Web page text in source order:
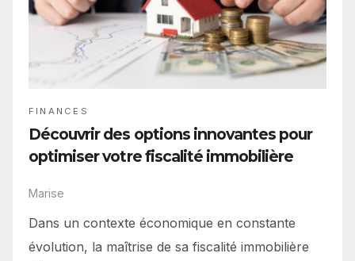
FINANCES
Découvrir des options innovantes pour
optimiser votre fiscalité immobilière
Marise
Dans un contexte économique en constante
évolution, la maîtrise de sa fiscalité immobilière